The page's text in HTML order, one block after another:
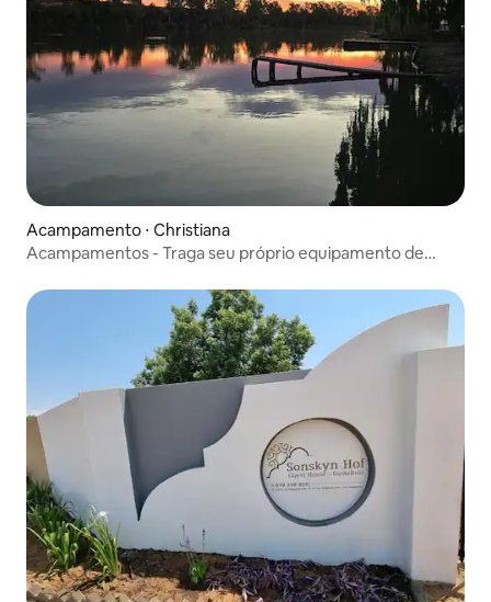
Acampamento ⋅ Christiana
Acampamentos - Traga seu próprio equipamento de